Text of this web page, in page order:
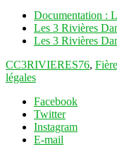
Documentation :
Les 3 Rivières
Les 3 Rivières
CC3RIVIERES76,
légales
Facebook
Twitter
Instagram
E-mail